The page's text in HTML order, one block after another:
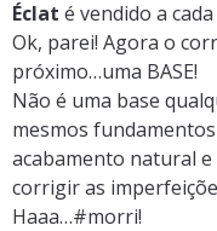
Éclat é vendido a
Ok, parei! Agora o
próximo…uma BASE!
Não é uma base
mesmos
acabamento natural
corrigir as
Haaa…#morri!